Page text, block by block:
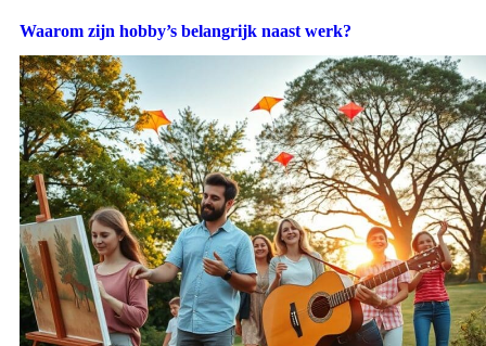
Waarom zijn hobby’s belangrijk naast werk?